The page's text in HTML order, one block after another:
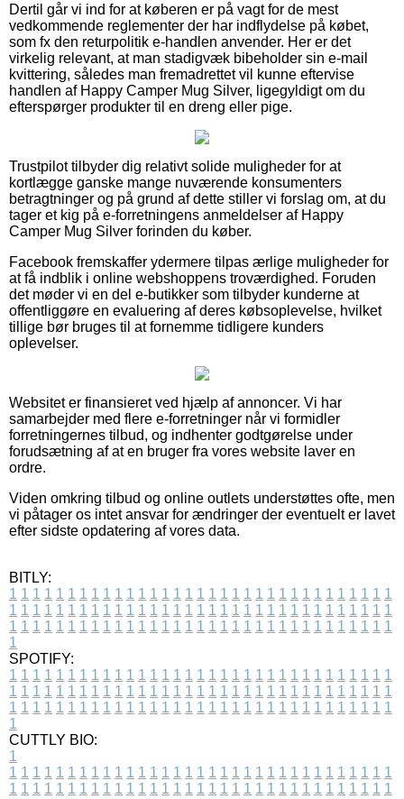
Dertil går vi ind for at køberen er på vagt for de mest
vedkommende reglementer der har indflydelse på købet,
som fx den returpolitik e-handlen anvender. Her er det
virkelig relevant, at man stadigvæk bibeholder sin e-mail
kvittering, således man fremadrettet vil kunne eftervise
handlen af Happy Camper Mug Silver, ligegyldigt om du
efterspørger produkter til en dreng eller pige.
Trustpilot tilbyder dig relativt solide muligheder for at
kortlægge ganske mange nuværende konsumenters
betragtninger og på grund af dette stiller vi forslag om, at du
tager et kig på e-forretningens anmeldelser af Happy
Camper Mug Silver forinden du køber.
Facebook fremskaffer ydermere tilpas ærlige muligheder for
at få indblik i online webshoppens troværdighed. Foruden
det møder vi en del e-butikker som tilbyder kunderne at
offentliggøre en evaluering af deres købsoplevelse, hvilket
tillige bør bruges til at fornemme tidligere kunders
oplevelser.
Websitet er finansieret ved hjælp af annoncer. Vi har
samarbejder med flere e-forretninger når vi formidler
forretningernes tilbud, og indhenter godtgørelse under
forudsætning af at en bruger fra vores website laver en
ordre.
Viden omkring tilbud og online outlets understøttes ofte, men
vi påtager os intet ansvar for ændringer der eventuelt er lavet
efter sidste opdatering af vores data.
BITLY:
1 1 1 1 1 1 1 1 1 1 1 1 1 1 1 1 1 1 1 1 1 1 1 1 1 1 1 1 1 1 1 1 1
1 1 1 1 1 1 1 1 1 1 1 1 1 1 1 1 1 1 1 1 1 1 1 1 1 1 1 1 1 1 1 1 1
1 1 1 1 1 1 1 1 1 1 1 1 1 1 1 1 1 1 1 1 1 1 1 1 1 1 1 1 1 1 1 1 1
1
SPOTIFY:
1 1 1 1 1 1 1 1 1 1 1 1 1 1 1 1 1 1 1 1 1 1 1 1 1 1 1 1 1 1 1 1 1
1 1 1 1 1 1 1 1 1 1 1 1 1 1 1 1 1 1 1 1 1 1 1 1 1 1 1 1 1 1 1 1 1
1 1 1 1 1 1 1 1 1 1 1 1 1 1 1 1 1 1 1 1 1 1 1 1 1 1 1 1 1 1 1 1 1
1
CUTTLY BIO:
1
1 1 1 1 1 1 1 1 1 1 1 1 1 1 1 1 1 1 1 1 1 1 1 1 1 1 1 1 1 1 1 1 1
1 1 1 1 1 1 1 1 1 1 1 1 1 1 1 1 1 1 1 1 1 1 1 1 1 1 1 1 1 1 1 1 1